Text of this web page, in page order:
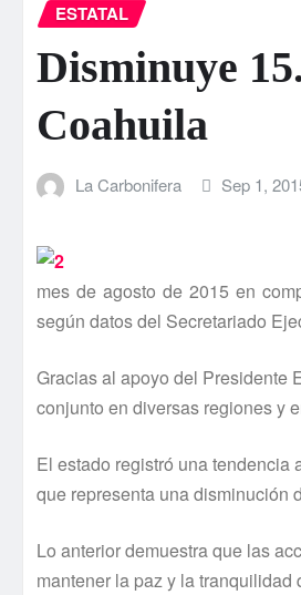
ESTATAL
Disminuye
Coahuila
La Carbonifera Sep 1,
mes de agosto de 2015 en
según datos del Secretariado
Gracias al apoyo del Presidente
conjunto en diversas regiones y
El estado registró una
que representa una disminución
Lo anterior demuestra que las
mantener la paz y la